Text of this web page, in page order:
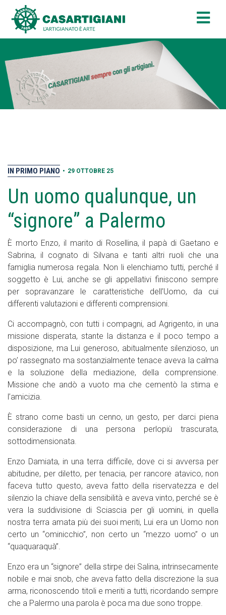
IN PRIMO PIANO • 29 OTTOBRE 25
Un uomo qualunque, un
“signore” a Palermo
È morto Enzo, il marito di Rosellina, il papà di Gaetano e
Sabrina, il cognato di Silvana e tanti altri ruoli che una
famiglia numerosa regala. Non li elenchiamo tutti, perché il
soggetto è Lui, anche se gli appellativi finiscono sempre
per sopravanzare le caratteristiche dell’Uomo, da cui
differenti valutazioni e differenti comprensioni.
Ci accompagnò, con tutti i compagni, ad Agrigento, in una
missione disperata, stante la distanza e il poco tempo a
disposizione, ma Lui generoso, abitualmente silenzioso, un
po’ rassegnato ma sostanzialmente tenace aveva la calma
e la soluzione della mediazione, della comprensione.
Missione che andò a vuoto ma che cementò la stima e
l’amicizia.
È strano come basti un cenno, un gesto, per darci piena
considerazione di una persona perlopiù trascurata,
sottodimensionata.
Enzo Damiata, in una terra difficile, dove ci si avversa per
abitudine, per diletto, per tenacia, per rancore atavico, non
faceva tutto questo, aveva fatto della riservatezza e del
silenzio la chiave della sensibilità e aveva vinto, perché se è
vera la suddivisione di Sciascia per gli uomini, in quella
nostra terra amata più dei suoi meriti, Lui era un Uomo non
certo un “ominicchio”, non certo un “mezzo uomo” o un
“quaquaraquà”.
Enzo era un “signore” della stirpe dei Salina, intrinsecamente
nobile e mai snob, che aveva fatto della discrezione la sua
arma, riconoscendo titoli e meriti a tutti, ricordando sempre
che a Palermo una parola è poca ma due sono troppe.